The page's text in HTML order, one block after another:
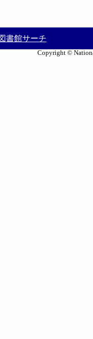
書館サーチ
Copyright ©